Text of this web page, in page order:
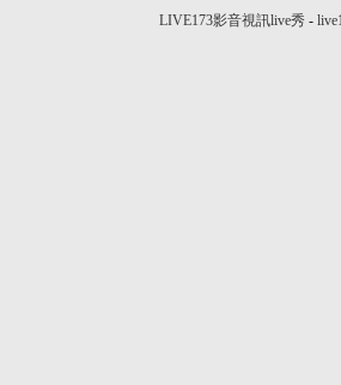
LIVE173影音視訊live秀 -